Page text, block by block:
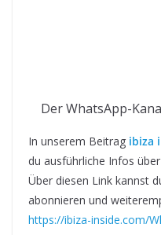
Der WhatsApp-
In unserem Beitrag ibiza
du ausführliche Infos
Über diesen Link kannst
abonnieren und
https://ibiza-inside.com/